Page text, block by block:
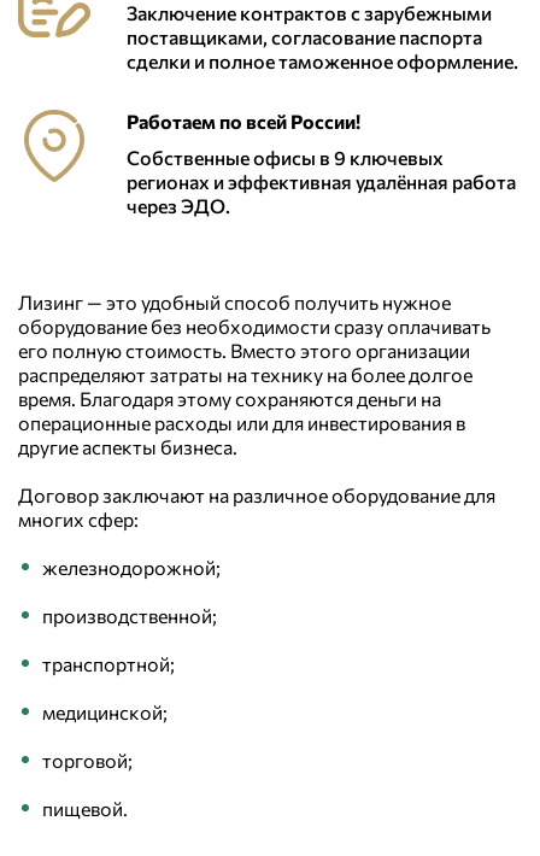
Заключение контрактов с зарубежными
поставщиками, согласование паспорта
сделки и полное таможенное оформление.
Работаем по всей России!
Собственные офисы в 9 ключевых
регионах и эффективная удалённая работа
через ЭДО.
Лизинг — это удобный способ получить нужное
оборудование без необходимости сразу оплачивать
его полную стоимость. Вместо этого организации
распределяют затраты на технику на более долгое
время. Благодаря этому сохраняются деньги на
операционные расходы или для инвестирования в
другие аспекты бизнеса.
Договор заключают на различное оборудование для
многих сфер:
железнодорожной;
производственной;
транспортной;
медицинской;
торговой;
пищевой.